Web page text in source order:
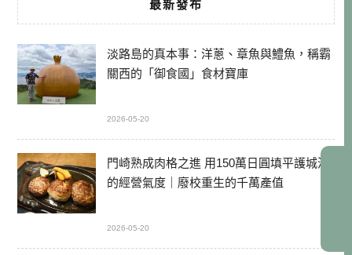
最新發布
淡路島的真本事：洋蔥、章魚與鱧魚，稱霸
關西的「御食國」食材寶庫
2026-05-20
門崎熟成肉格之進 用150萬日圓填平護城河
的經營氣度｜廢校重生的千萬產值
2026-05-20